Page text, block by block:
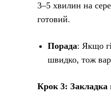
3–5 хвилин на
готовий.
Порада: Якщо
швидко, тож
Крок 3: Закладка